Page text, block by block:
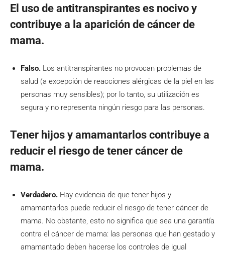
El uso de antitranspirantes es nocivo y
contribuye a la aparición de cáncer de
mama.
Falso. Los antitranspirantes no provocan problemas de
salud (a excepción de reacciones alérgicas de la piel en las
personas muy sensibles); por lo tanto, su utilización es
segura y no representa ningún riesgo para las personas.
Tener hijos y amamantarlos contribuye a
reducir el riesgo de tener cáncer de
mama.
Verdadero. Hay evidencia de que tener hijos y
amamantarlos puede reducir el riesgo de tener cáncer de
mama. No obstante, esto no significa que sea una garantía
contra el cáncer de mama: las personas que han gestado y
amamantado deben hacerse los controles de igual